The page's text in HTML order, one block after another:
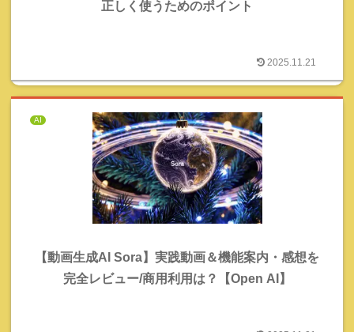
正しく使うためのポイント
2025.11.21
AI
【動画生成AI Sora】実践動画＆機能案内・感想を
完全レビュー/商用利用は？【Open AI】